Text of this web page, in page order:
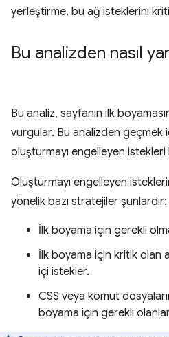
yerleştirme, bu ağ isteklerini
Bu analizden nasıl
Bu analiz, sayfanın ilk
vurgular. Bu analizden geçmek
oluşturmayı engelleyen istekleri
Oluşturmayı engelleyen
yönelik bazı stratejiler şunlardır:
İlk boyama için gerekli
İlk boyama için kritik olan
içi istekler.
CSS veya komut
boyama için gerekli